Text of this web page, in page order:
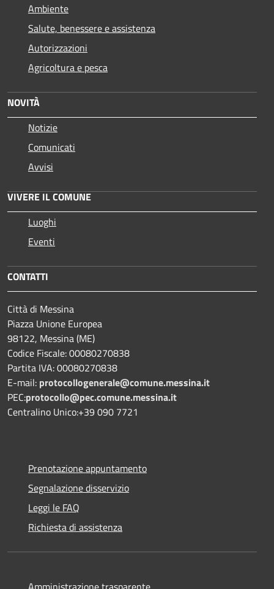
Ambiente
Salute, benessere e assistenza
Autorizzazioni
Agricoltura e pesca
NOVITÀ
Notizie
Comunicati
Avvisi
VIVERE IL COMUNE
Luoghi
Eventi
CONTATTI
Città di Messina
Piazza Unione Europea
98122, Messina (ME)
Codice Fiscale: 00080270838
Partita IVA: 00080270838
E-mail: protocollogenerale@comune.messina.it
PEC:protocollo@pec.comune.messina.it
Centralino Unico:+39 090 7721
Prenotazione appuntamento
Segnalazione disservizio
Leggi le FAQ
Richiesta di assistenza